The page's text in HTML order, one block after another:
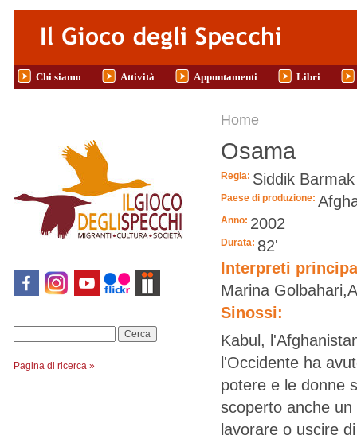
Salta al contenuto principale
Chi siamo Attività Appuntamenti Libri
Pagina di ricerca »
Tu sei qui
Home
Osama
Regia: Siddik Barmak
Paese di produzione:
Anno: 2002
Durata: 82'
Interpreti
Marina
Sinossi:
Kabul,
l'Occidente ha
potere e le donne
scoperto anche
lavorare o uscire